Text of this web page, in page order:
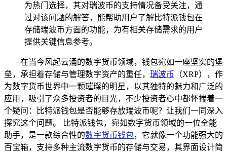
为热门选择，其对瑞波币的支持情况备受关注，通
过对该问题的解答，能帮助用户了解比特派钱包在
存储瑞波币方面的功能，为有相关存储需求的用户
提供关键信息参考。
在当今风起云涌的数字货币领域，钱包宛如一座坚实的堡
垒，承担着存储与管理数字资产的重任， 瑞波币
（XRP），作
为数字货币世界中一颗璀璨的明星，以其独特的魅力和广泛的
应用，吸引了众多投资者的目光，不少投资者心中都怀揣着一
个疑问：比特派钱包是否能够存放瑞波币呢？让我们一同深入
探究这个问题。 比特派钱包，宛如数字货币领域的一位全能
助手，是一款综合性的数字货币钱包，它就像一个功能强大的
百宝箱，支持多种主流数字货币的存储与交易，其界面设计简